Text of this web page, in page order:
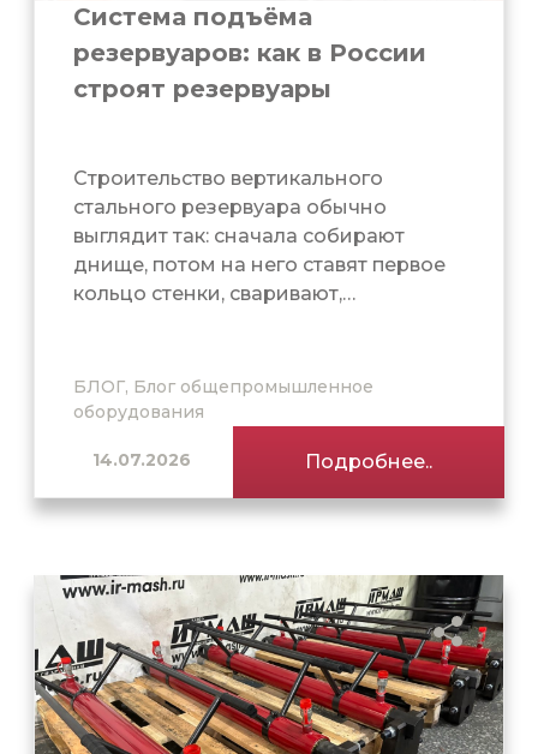
Система подъёма
резервуаров: как в России
строят резервуары
Строительство вертикального
стального резервуара обычно
выглядит так: сначала собирают
днище, потом на него ставят первое
кольцо стенки, сваривают,…
БЛОГ, Блог общепромышленное
оборудования
14.07.2026 Подробнее..